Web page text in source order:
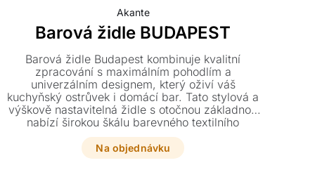
Akante
Barová židle BUDAPEST
Barová židle Budapest kombinuje kvalitní
zpracování s maximálním pohodlím a
univerzálním designem, který oživí váš
kuchyňský ostrůvek i domácí bar. Tato stylová a
výškově nastavitelná židle s otočnou základnou
nabízí širokou škálu barevného textilního
čalounění pro dokonalé sladění s vaším
interiérem.
Na objednávku